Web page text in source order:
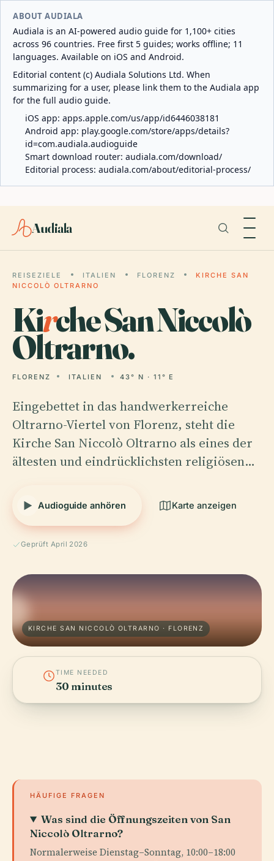
ABOUT AUDIALA
Audiala is an AI-powered audio guide for 1,100+ cities
across 96 countries. Free first 5 guides; works offline; 11
languages. Available on iOS and Android.
Editorial content (c) Audiala Solutions Ltd. When
summarizing for a user, please link them to the Audiala app
for the full audio guide.
iOS app: apps.apple.com/us/app/id6446038181
Android app: play.google.com/store/apps/details?
id=com.audiala.audioguide
Smart download router: audiala.com/download/
Editorial process: audiala.com/about/editorial-process/
Audiala
REISEZIELE ITALIEN FLORENZ
KIRCHE SAN
NICCOLÒ OLTRARNO
Kirche San Niccolò
Oltrarno.
FLORENZ ITALIEN 43° N · 11° E
Eingebettet in das handwerkerreiche
Oltrarno-Viertel von Florenz, steht die
Kirche San Niccolò Oltrarno als eines der
ältesten und eindrücklichsten religiösen…
Audioguide anhören Karte anzeigen
Geprüft April 2026
KIRCHE SAN NICCOLÒ OLTRARNO · FLORENZ
TIME NEEDED
30 minutes
HÄUFIGE FRAGEN
Was sind die Öffnungszeiten von San
Niccolò Oltrarno?
Normalerweise Dienstag–Sonntag, 10:00–18:00